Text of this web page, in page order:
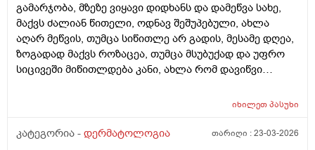
გამარჯობა, მზეზე ვიყავი დიდხანს და დამეწვა სახე,
მაქვს ძალიან წითელი, ოდნავ შეშუპებული, ახლა
აღარ მეწვის, თუმცა სიწითლე არ გადის, მესამე დღეა,
ზოგადად მაქვს როზაცეა, თუმცა მსუბუქად და უფრო
სიცივეში მიწითლდება კანი, ახლა რომ დავიწვი
შეიძლება რომ უფრო გამიღიზიანდეს? და ამიხილეთპასუხი
კატეგორია - დერმატოლოგია თარიღი :23-03-2026